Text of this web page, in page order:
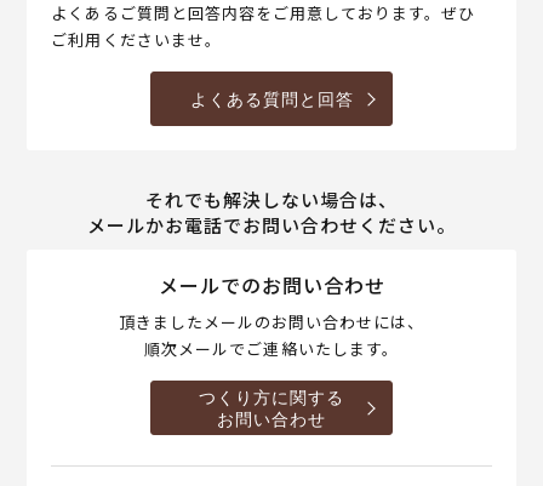
よくあるご質問と回答内容をご用意しております。ぜひ
ご利用くださいませ。
よくある質問と回答
それでも解決しない場合は、
メールかお電話でお問い合わせください。
メールでのお問い合わせ
頂きましたメールのお問い合わせには、
順次メールでご連絡いたします。
つくり方に関する
お問い合わせ